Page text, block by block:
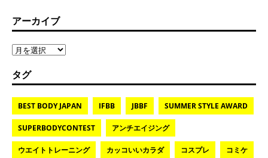
アーカイブ
タグ
BEST BODY JAPAN IFBB JBBF SUMMER STYLE AWARD
SUPERBODYCONTEST アンチエイジング
ウエイトトレーニング カッコいいカラダ コスプレ コミケ